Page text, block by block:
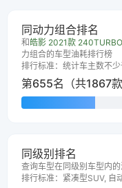
同动力组合排名
和 皓影 2021款
力组合的车型油耗排行榜
排行标准：统计车主数不少
第655名（共1867款
同级别排名
查询车型在同级别车型内
排行标准：紧凑型SUV, 自